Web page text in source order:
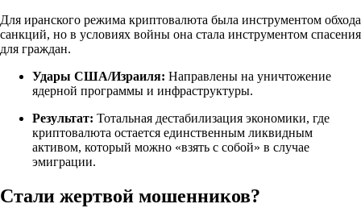
Для иранского режима криптовалюта была инструментом обхода
санкций, но в условиях войны она стала инструментом спасения
для граждан.
Удары США/Израиля: Направлены на уничтожение
ядерной программы и инфраструктуры.
Результат: Тотальная дестабилизация экономики, где
криптовалюта остается единственным ликвидным
активом, который можно «взять с собой» в случае
эмиграции.
Стали жертвой мошенников?